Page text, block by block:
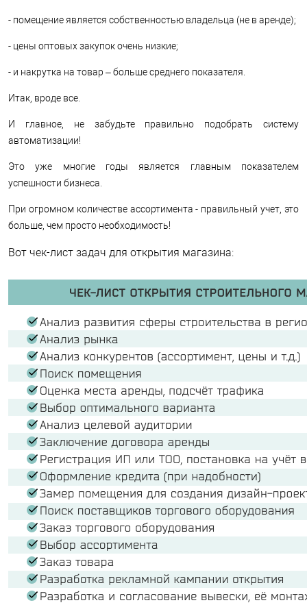
- помещение является собственностью владельца (не в аренде);
- цены оптовых закупок очень низкие;
- и накрутка на товар – больше среднего показателя.
Итак, вроде все.
И главное, не забудьте правильно подобрать систему
автоматизации!
Это уже многие годы является главным показателем
успешности бизнеса.
При огромном количестве ассортимента - правильный учет, это
больше, чем просто необходимость!
Вот чек-лист задач для открытия магазина: